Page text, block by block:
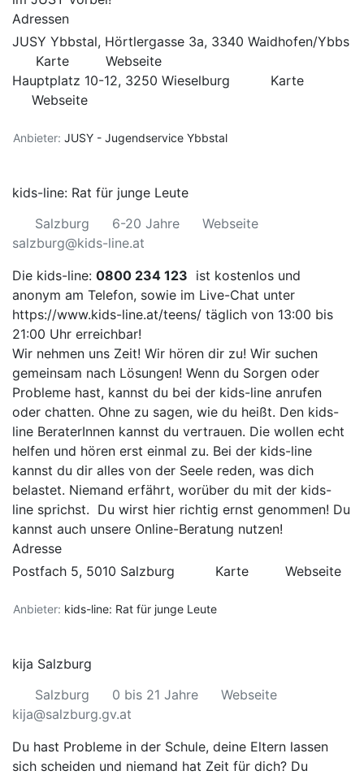
Adressen
JUSY Ybbstal, Hörtlergasse 3a, 3340 Waidhofen/Ybbs
Karte
Webseite
Hauptplatz 10-12, 3250 Wieselburg
Karte
Webseite
Anbieter: JUSY - Jugendservice Ybbstal
kids-line: Rat für junge Leute
Salzburg
6-20 Jahre
Webseite
salzburg@kids-line.at
Die kids-line: 0800 234 123 ist kostenlos und
anonym am Telefon, sowie im Live-Chat unter
https://www.kids-line.at/teens/ täglich von 13:00 bis
21:00 Uhr erreichbar!
Wir nehmen uns Zeit! Wir hören dir zu! Wir suchen
gemeinsam nach Lösungen! Wenn du Sorgen oder
Probleme hast, kannst du bei der kids-line anrufen
oder chatten. Ohne zu sagen, wie du heißt. Den kids-
line BeraterInnen kannst du vertrauen. Die wollen echt
helfen und hören erst einmal zu. Bei der kids-line
kannst du dir alles von der Seele reden, was dich
belastet. Niemand erfährt, worüber du mit der kids-
line sprichst. Du wirst hier richtig ernst genommen! Du
kannst auch unsere Online-Beratung nutzen!
Adresse
Postfach 5, 5010 Salzburg
Karte Webseite
Anbieter: kids-line: Rat für junge Leute
kija Salzburg
Salzburg
0 bis 21 Jahre
Webseite
kija@salzburg.gv.at
Du hast Probleme in der Schule, deine Eltern lassen
sich scheiden und niemand hat Zeit für dich? Du